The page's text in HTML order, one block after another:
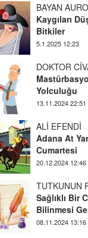
BAYAN
Kaygıları
Bitkiler
5.1.2025 12:23
DOKTOR
Yolculuğu
13.11.2024 22:51
ALİ EFENDİ
Adana At
Cumartesi
20.12.2024 12:46
TUTKUNUN
Sağlıklı Bir
Bilinmesi
08.11.2024 13:16